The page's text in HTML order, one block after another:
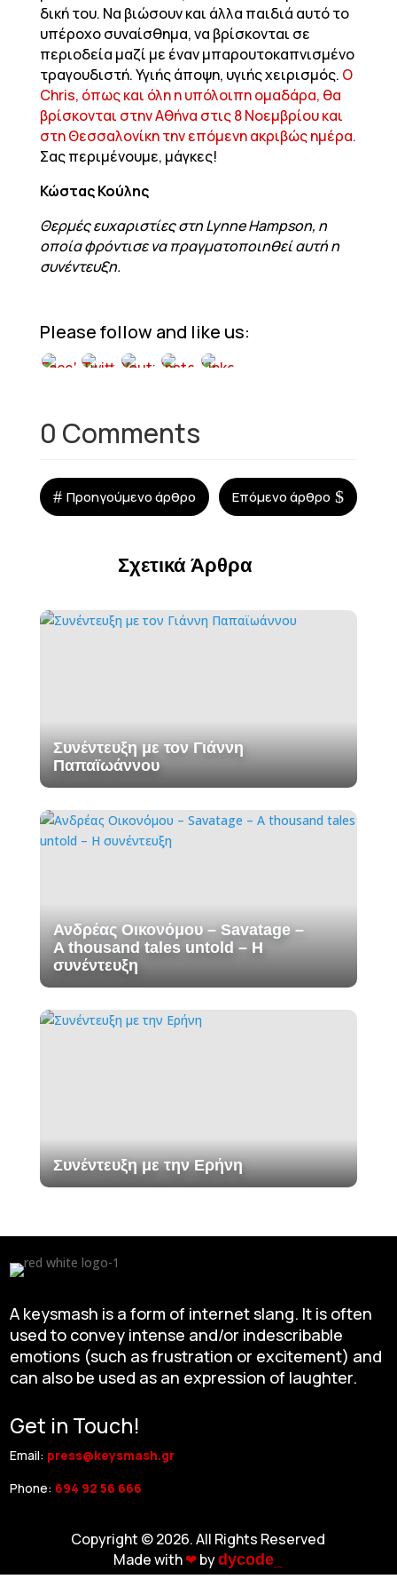
δική του. Να βιώσουν και άλλα παιδιά αυτό το
υπέροχο συναίσθημα, να βρίσκονται σε
περιοδεία μαζί με έναν μπαρουτοκαπνισμένο
τραγουδιστή. Υγιής άποψη, υγιής χειρισμός. Ο
Chris, όπως και όλη η υπόλοιπη ομαδάρα, θα
βρίσκονται στην Αθήνα στις 8 Νοεμβρίου και
στη Θεσσαλονίκη την επόμενη ακριβώς ημέρα.
Σας περιμένουμε, μάγκες!
Κώστας Κούλης
Θερμές ευχαριστίες στη Lynne Hampson, η
οποία φρόντισε να πραγματοποιηθεί αυτή η
συνέντευξη.
Please follow and like us:
0 Comments
# Προηγούμενο άρθρο Επόμενο άρθρο $
Σχετικά Άρθρα
Συνέντευξη με τον Γιάννη
Παπαϊωάννου
Ανδρέας Οικονόμου – Savatage –
A thousand tales untold – H
συνέντευξη
Συνέντευξη με την Ερήνη
A keysmash is a form of internet slang. It is often
used to convey intense and/or indescribable
emotions (such as frustration or excitement) and
can also be used as an expression of laughter.
Get in Touch!
Email: press@keysmash.gr
Phone: 694 92 56 666
Copyright © 2026. All Rights Reserved
Made with❤︎bydycode_